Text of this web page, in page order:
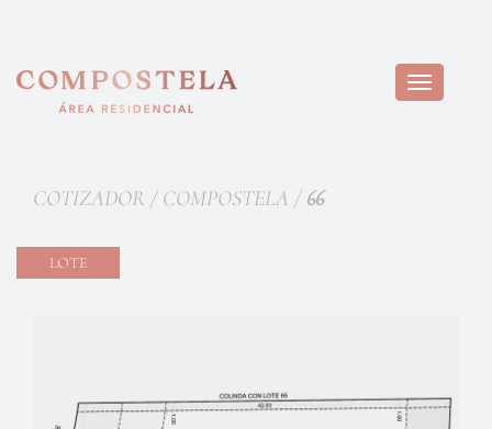
Toggle
navigation
COTIZADOR / COMPOSTELA / 66
LOTE